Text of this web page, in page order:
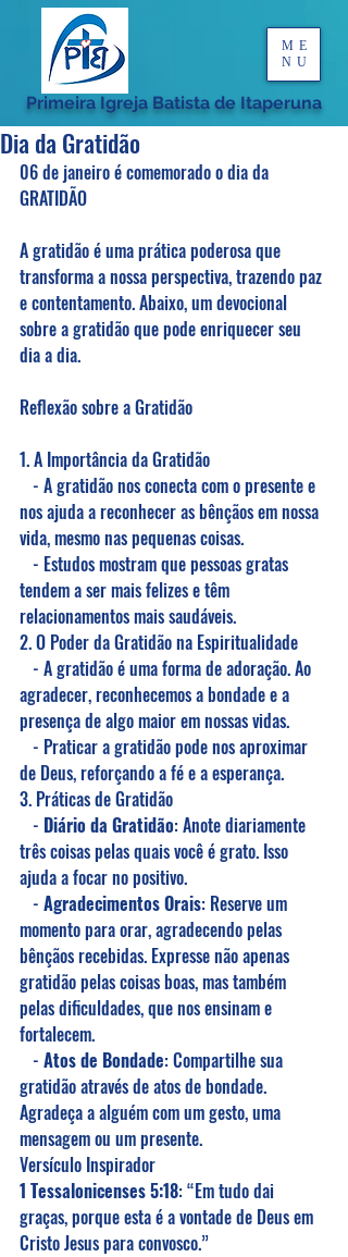
Primeira Igreja Batista de Itaperuna
ME
NU
Dia da Gratidão
06 de janeiro é comemorado o dia da
GRATIDÃO
A gratidão é uma prática poderosa que
transforma a nossa perspectiva, trazendo paz
e contentamento. Abaixo, um devocional
sobre a gratidão que pode enriquecer seu
dia a dia.
Reflexão sobre a Gratidão
1. A Importância da Gratidão
- A gratidão nos conecta com o presente e
nos ajuda a reconhecer as bênçãos em nossa
vida, mesmo nas pequenas coisas.
- Estudos mostram que pessoas gratas
tendem a ser mais felizes e têm
relacionamentos mais saudáveis.
2. O Poder da Gratidão na Espiritualidade
- A gratidão é uma forma de adoração. Ao
agradecer, reconhecemos a bondade e a
presença de algo maior em nossas vidas.
- Praticar a gratidão pode nos aproximar
de Deus, reforçando a fé e a esperança.
3. Práticas de Gratidão
- Diário da Gratidão: Anote diariamente
três coisas pelas quais você é grato. Isso
ajuda a focar no positivo.
- Agradecimentos Orais: Reserve um
momento para orar, agradecendo pelas
bênçãos recebidas. Expresse não apenas
gratidão pelas coisas boas, mas também
pelas dificuldades, que nos ensinam e
fortalecem.
- Atos de Bondade: Compartilhe sua
gratidão através de atos de bondade.
Agradeça a alguém com um gesto, uma
mensagem ou um presente.
Versículo Inspirador
1 Tessalonicenses 5:18: “Em tudo dai
graças, porque esta é a vontade de Deus em
Cristo Jesus para convosco.”